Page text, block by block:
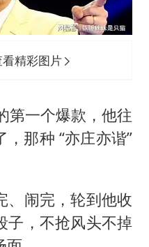
精彩图片
第一个爆款，他往
那种 “亦庄亦谐”
、闹完，轮到他收
子，不抢风头不掉